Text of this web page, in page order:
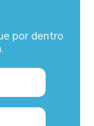
por dentro